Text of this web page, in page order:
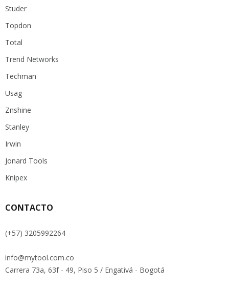
Studer
Topdon
Total
Trend Networks
Techman
Usag
Znshine
Stanley
Irwin
Jonard Tools
Knipex
CONTACTO
(+57) 3205992264
info@mytool.com.co
Carrera 73a, 63f - 49, Piso 5 / Engativá - Bogotá